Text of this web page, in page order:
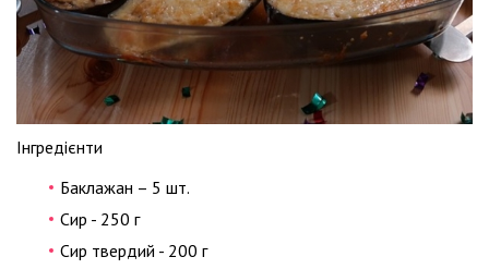
Інгредієнти
Баклажан – 5 шт.
Сир - 250 г
Сир твердий - 200 г